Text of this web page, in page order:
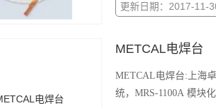
更新日期：2017-11-
METCAL电焊台
METCAL电焊台:上海
统，MRS-1100A 模块